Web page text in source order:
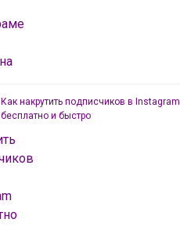
Как накрутить подписчиков в Instagram
бесплатно и быстро